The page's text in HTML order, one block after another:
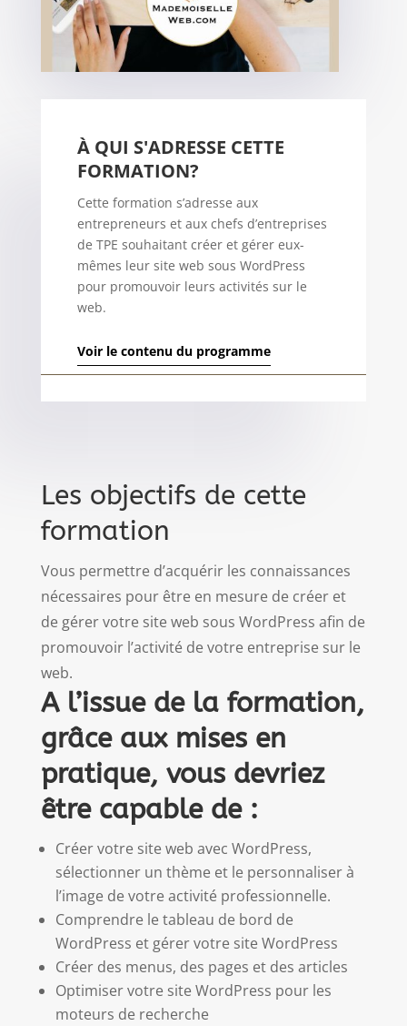
À QUI S'ADRESSE CETTE
FORMATION?
Cette formation s’adresse aux
entrepreneurs et aux chefs d’entreprises
de TPE souhaitant créer et gérer eux-
mêmes leur site web sous WordPress
pour promouvoir leurs activités sur le
web.
Voir le contenu du programme
Les objectifs de cette
formation
Vous permettre d’acquérir les connaissances
nécessaires pour être en mesure de créer et
de gérer votre site web sous WordPress afin de
promouvoir l’activité de votre entreprise sur le
web.
A l’issue de la formation,
grâce aux mises en
pratique, vous devriez
être capable de :
Créer votre site web avec WordPress,
sélectionner un thème et le personnaliser à
l’image de votre activité professionnelle.
Comprendre le tableau de bord de
WordPress et gérer votre site WordPress
Créer des menus, des pages et des articles
Optimiser votre site WordPress pour les
moteurs de recherche